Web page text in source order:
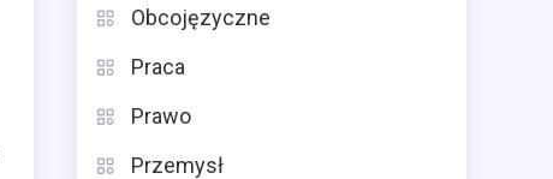
Obcojęzyczne
Praca
Prawo
Przemysł